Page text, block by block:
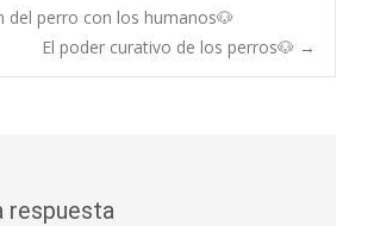
de
del perro con los humanos🐶
El poder curativo de los perros🐶 →
respuesta